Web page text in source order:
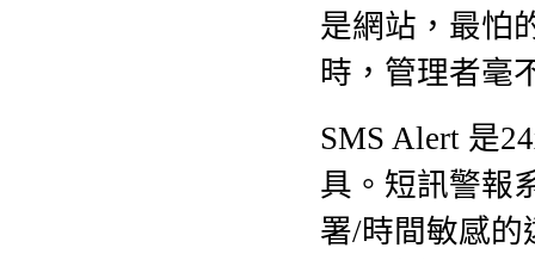
是網站，最怕
時，管理者毫
SMS Alert 是
具 。短訊警報
署/時間敏感的